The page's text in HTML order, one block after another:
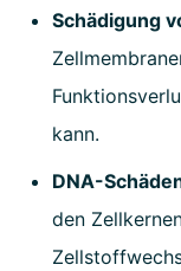
Schädigung
kann.
DNA-
den